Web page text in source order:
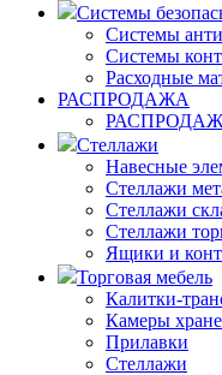
Системы
Системы
Системы
Расходные
РАСПРОДАЖА
Стеллажи
Навесные
Стеллажи
Стеллажи
Стеллажи
Ящики и
Торговая мебель
Калитки-
Камеры
Прилавки
Стеллажи